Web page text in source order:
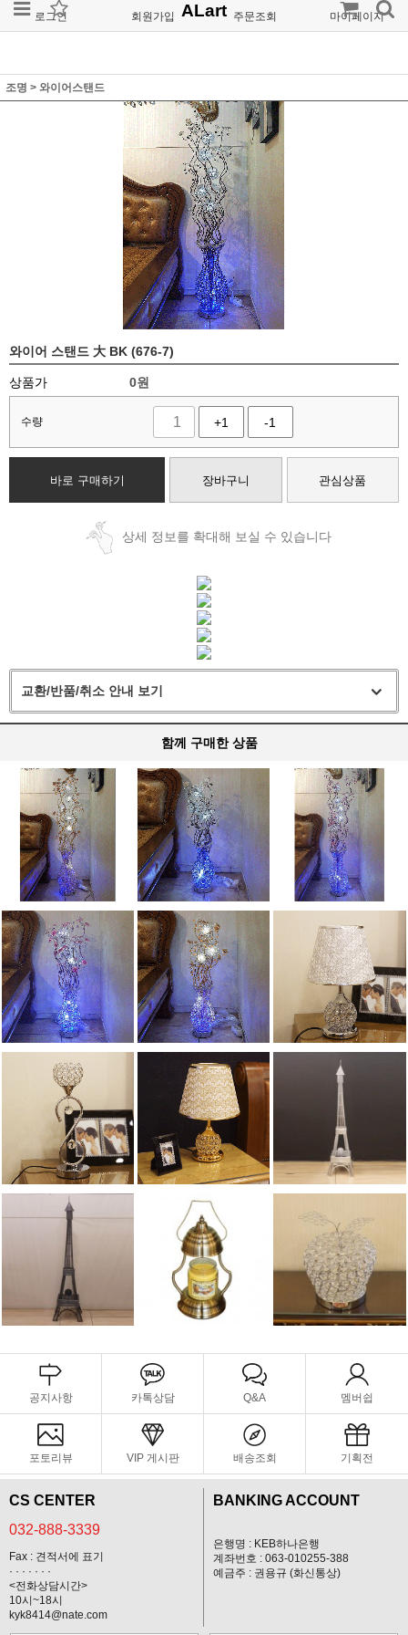
로그인 회원가입 주문조회 마이페이지
ALart
조명 > 와이어스탠드
와이어 스탠드 大 BK (676-7)
상품가 0원
수량 +1 -1
바로 구매하기 장바구니 관심상품
상세 정보를 확대해 보실 수 있습니다
교환/반품/취소 안내 보기
함께 구매한 상품
공지사항 카톡상담 Q&A 멤버쉽
포토리뷰 VIP 게시판 배송조회 기획전
CS CENTER
032-888-3339
Fax : 견적서에 표기
· · · · · · ·
<전화상담시간>
10시~18시
kyk8414@nate.com
BANKING ACCOUNT
은행명 : KEB하나은행
계좌번호 : 063-010255-388
예금주 : 권용규 (화신통상)